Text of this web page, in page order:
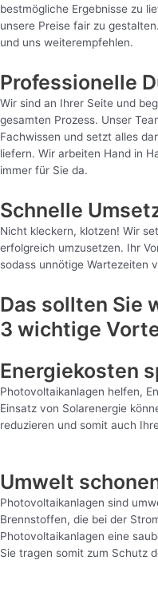
bestmögliche Ergebnisse zu
unsere Preise fair zu
und uns weiterempfehlen.
Professionelle
Wir sind an Ihrer Seite und
gesamten Prozess. Unser
Fachwissen und setzt alles
liefern. Wir arbeiten Hand in
immer für Sie da.
Schnelle
Nicht kleckern, klotzen! Wir
erfolgreich umzusetzen. Ihr
sodass unnötige Wartezeiten
Das sollten Sie
3 wichtige
Energiekosten
Photovoltaikanlagen helfen,
Einsatz von Solarenergie
reduzieren und somit auch
Umwelt
Photovoltaikanlagen sind
Brennstoffen, die bei der
Photovoltaikanlagen eine
Sie tragen somit zum Schutz